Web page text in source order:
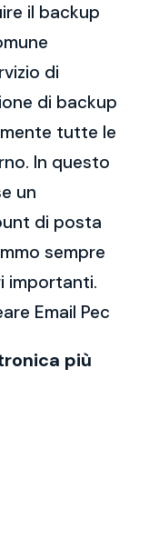
il backup
di
di backup
tutte le
In questo
un
di posta
sempre
importanti.
Email Pec
più